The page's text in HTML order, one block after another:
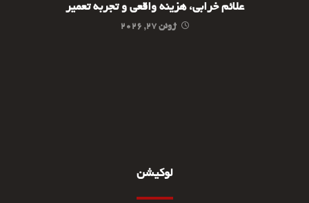
علائم خرابی، هزینه واقعی و تجربه تعمیر
ژوئن ۲۷, ۲۰۲۶
لوکیشن